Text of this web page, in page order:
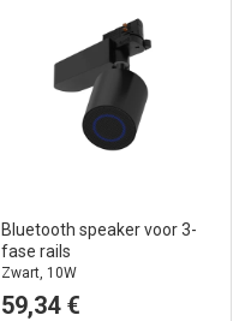
Bluetooth speaker voor 3-
fase rails
Zwart, 10W
59,34 €